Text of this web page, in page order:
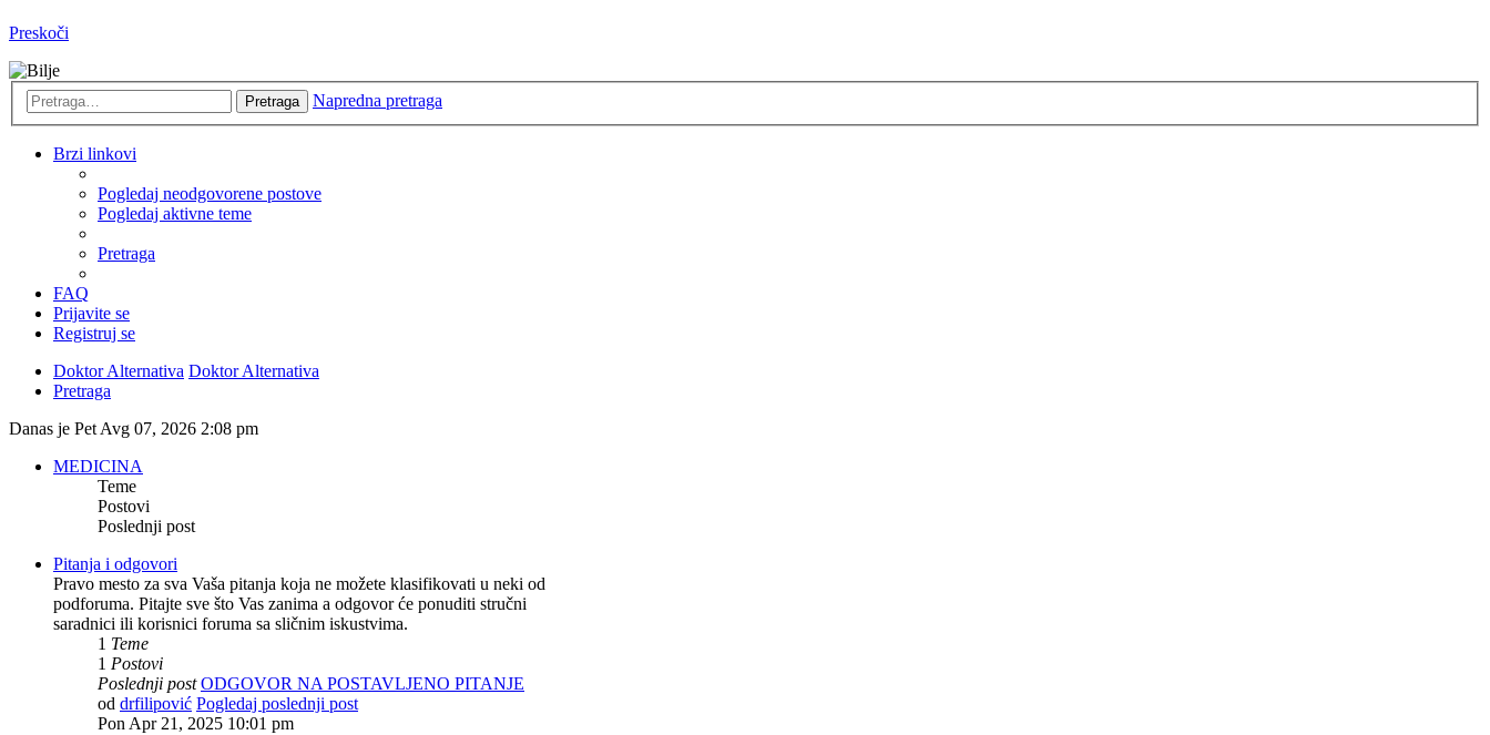
Preskoči
Pretraga Napredna pretraga
Brzi linkovi
Pogledaj neodgovorene postove
Pogledaj aktivne teme
Pretraga
FAQ
Prijavite se
Registruj se
Doktor Alternativa Doktor Alternativa
Pretraga
Danas je Pet Avg 07, 2026 2:08 pm
MEDICINA
Teme
Postovi
Poslednji post
Pitanja i odgovori
Pravo mesto za sva Vaša pitanja koja ne možete klasifikovati u neki od
podforuma. Pitajte sve što Vas zanima a odgovor će ponuditi stručni
saradnici ili korisnici foruma sa sličnim iskustvima.
1 Teme
1 Postovi
Poslednji post ODGOVOR NA POSTAVLJENO PITANJE
od drfilipović Pogledaj poslednji post
Pon Apr 21, 2025 10:01 pm